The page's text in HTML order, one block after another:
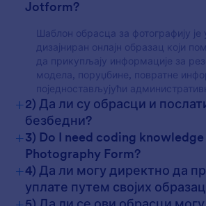
Jotform?
Шаблон обрасца за фотографију је
дизајниран онлајн образац који
да прикупљају информације за
модела, поруџбине, повратне
поједностављујући
+2) Да ли су обрасци и
безбедни?
+3) Do I need coding
Photography Form?
+4) Да ли могу директно да
уплате путем својих